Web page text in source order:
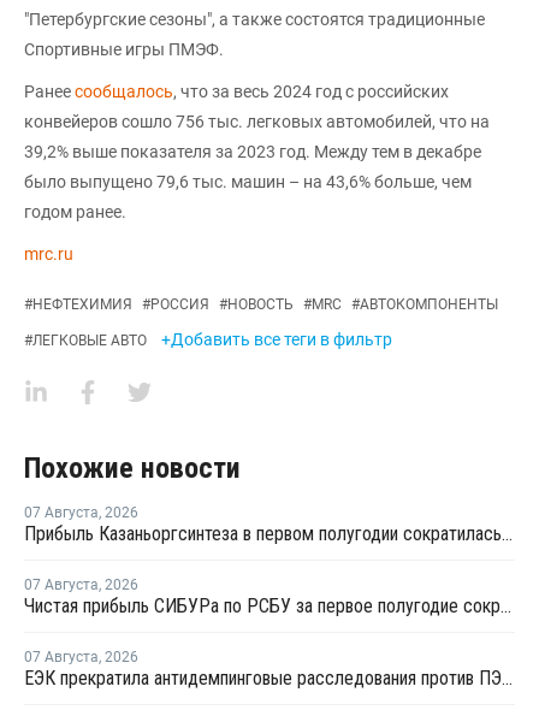
"Петербургские сезоны", а также состоятся традиционные
Спортивные игры ПМЭФ.
Ранеесообщалось, что за весь 2024 год с российских
конвейеров сошло 756 тыс. легковых автомобилей, что на
39,2% выше показателя за 2023 год. Между тем в декабре
было выпущено 79,6 тыс. машин – на 43,6% больше, чем
годом ранее.
mrc.ru
#НЕФТЕХИМИЯ #РОССИЯ #НОВОСТЬ #MRC #АВТОКОМПОНЕНТЫ
#ЛЕГКОВЫЕ АВТО +Добавить все теги в фильтр
Похожие новости
07 Августа, 2026
Прибыль Казаньоргсинтеза в первом полугодии сократилась более чем в 2 раза
07 Августа, 2026
Чистая прибыль СИБУРа по РСБУ за первое полугодие сократилась в 3,6 раза
07 Августа, 2026
ЕЭК прекратила антидемпинговые расследования против ПЭ и ПП из Азербайджана и Туркменистана